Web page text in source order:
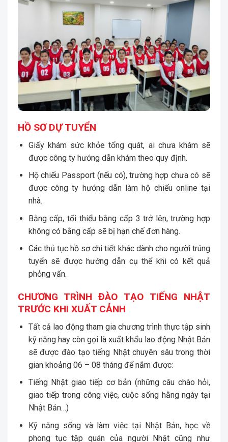
HỒ SƠ DỰ TUYỂN
Giấy khám sức khỏe tổng quát, ai chưa khám sẽ
được công ty hướng dẫn khám theo quy định.
Hộ chiếu Passport (nếu có), trường hợp chưa có sẽ
được công ty hướng dẫn làm hộ chiếu online tại
nhà.
Bằng cấp, tối thiểu bằng cấp 3 trở lên, trường hợp
không có bằng cấp sẽ bị hạn chế đơn hàng.
Các thủ tục hồ sơ chi tiết khác dành cho người trúng
tuyển sẽ được hướng dẫn cụ thể khi có kết quả
phỏng vấn.
CHƯƠNG TRÌNH ĐÀO TẠO TIẾNG NHẬT
TRƯỚC KHI XUẤT CẢNH
Tất cả lao động tham gia chương trình thực tập sinh
kỹ năng hay còn gọi là xuất khẩu lao động Nhật Bản
sẽ được đào tạo tiếng Nhật chuyên sâu trong thời
gian khoảng 06 – 08 tháng để nắm được:
Tiếng Nhật giao tiếp cơ bản (những câu chào hỏi,
giao tiếp trong công việc, cuộc sống hằng ngày tại
Nhật Bản…)
Kỹ năng sống và làm việc tại Nhật Bản, học về
phong tục tập quán của người Nhật cũng như